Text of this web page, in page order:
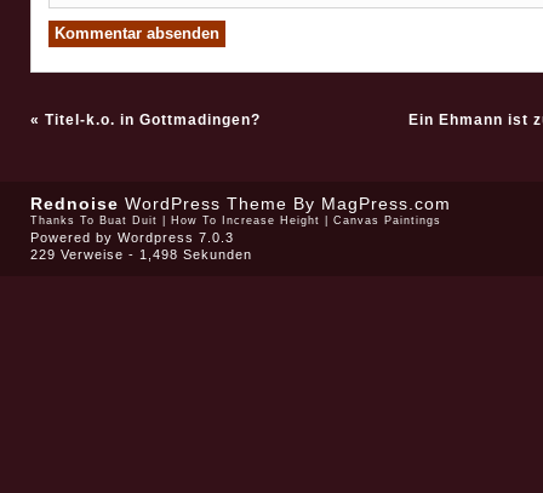
« Titel-k.o. in Gottmadingen? Ein Ehmann ist
Rednoise WordPress Theme By MagPress.com
Thanks To Buat Duit How To Increase Height Canvas Paintings
Powered by Wordpress 7.0.3
229 Verweise - 1,498 Sekunden